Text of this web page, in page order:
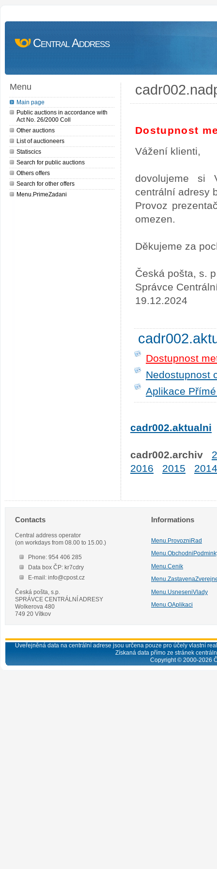
Central Address
Menu
Main page
Public auctions in accordance with
Act No. 26/2000 Coll
Other auctions
List of auctioneers
Statiscics
Search for public auctions
Others offers
Search for other offers
Menu.PrimeZadani
Dostupnost
Vážení klienti,
dovolujeme si
centrální adresy
Provoz
omezen.
Děkujeme za
Česká pošta, s.
Správce
19.12.2024
Dostupnost
Nedostupnost
Aplikace
cadr002.aktualni
cadr002.archiv
2016
2015 2014
Contacts
Central address operator
(on workdays from 08.00 to 15.00.)
Phone: 954 406 285
Data box ČP: kr7cdry
E-mail: info@cpost.cz
Česká pošta, s.p.
SPRÁVCE CENTRÁLNÍ ADRESY
Wolkerova 480
749 20 Vítkov
Informations
Menu.ProvozniRad
Menu.Cenik
Menu.UsneseniVlady
Menu.OAplikaci
Uveřejněná data na centrální adrese jsou určena pouze pro účely vlastní
Získaná data přímo ze stránek
Copyright © 2000-2026